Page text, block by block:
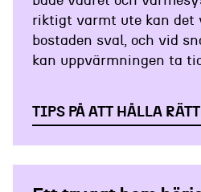
riktigt varmt ute kan det
bostaden sval, och vid
kan uppvärmningen ta
TIPS PÅ ATT HÅLLA